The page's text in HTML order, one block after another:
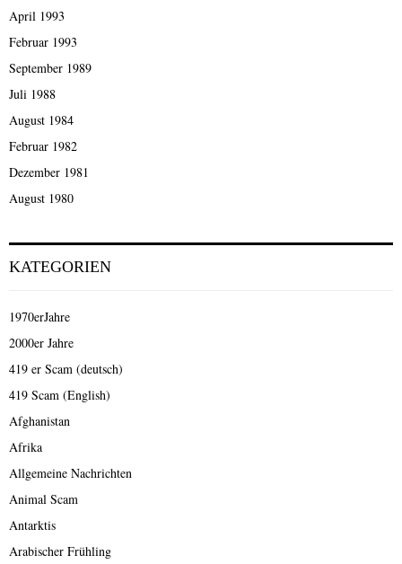
April 1993
Februar 1993
September 1989
Juli 1988
August 1984
Februar 1982
Dezember 1981
August 1980
KATEGORIEN
1970erJahre
2000er Jahre
419 er Scam (deutsch)
419 Scam (English)
Afghanistan
Afrika
Allgemeine Nachrichten
Animal Scam
Antarktis
Arabischer Frühling